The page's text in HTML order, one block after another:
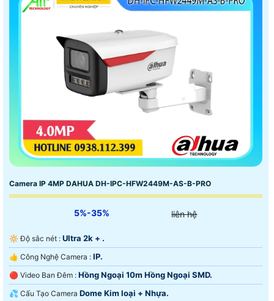
Camera IP 4MP DAHUA DH-IPC-HFW2449M-AS-B-PRO
5%-35% liên hệ
🔆 Độ sắc nét : Ultra 2k + .
👍 Công Nghệ Camera : IP.
🔴 Video Ban Đêm : Hồng Ngoại 10m Hồng Ngoại SMD.
💦 Cấu Tạo Camera Dome Kim loại + Nhựa.